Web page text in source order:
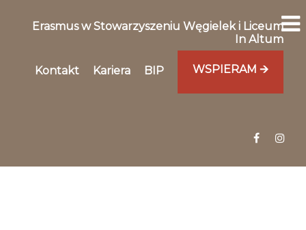
Erasmus w Stowarzyszeniu Węgielek i Liceum
In Altum
Kontakt Kariera BIP WSPIERAM 🡪